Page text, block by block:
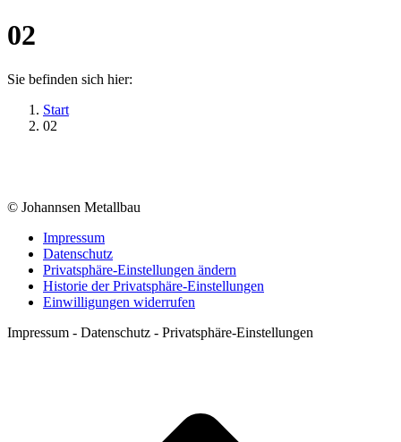
02
Sie befinden sich hier:
Start
02
© Johannsen Metallbau
Impressum
Datenschutz
Privatsphäre-Einstellungen ändern
Historie der Privatsphäre-Einstellungen
Einwilligungen widerrufen
Impressum - Datenschutz - Privatsphäre-Einstellungen